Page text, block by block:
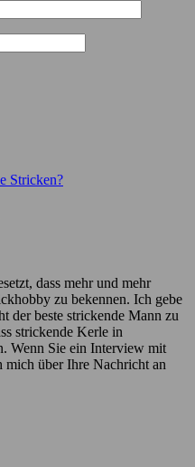
Stricken?
dass mehr und mehr
zu bekennen. Ich gebe
der beste strickende Mann zu
strickende Kerle in
Wenn Sie ein Interview mit
über Ihre Nachricht an